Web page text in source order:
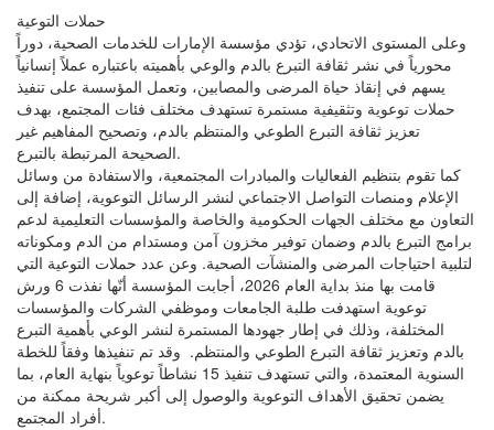
حملات التوعية
وعلى المستوى الاتحادي، تؤدي مؤسسة الإمارات للخدمات الصحية، دوراً
محورياً في نشر ثقافة التبرع بالدم والوعي بأهميته باعتباره عملاً إنسانياً
يسهم في إنقاذ حياة المرضى والمصابين، وتعمل المؤسسة على تنفيذ
حملات توعوية وتثقيفية مستمرة تستهدف مختلف فئات المجتمع، بهدف
تعزيز ثقافة التبرع الطوعي والمنتظم بالدم، وتصحيح المفاهيم غير
الصحيحة المرتبطة بالتبرع.
كما تقوم بتنظيم الفعاليات والمبادرات المجتمعية، والاستفادة من وسائل
الإعلام ومنصات التواصل الاجتماعي لنشر الرسائل التوعوية، إضافة إلى
التعاون مع مختلف الجهات الحكومية والخاصة والمؤسسات التعليمية لدعم
برامج التبرع بالدم وضمان توفير مخزون آمن ومستدام من الدم ومكوناته
لتلبية احتياجات المرضى والمنشآت الصحية. وعن عدد حملات التوعية التي
قامت بها منذ بداية العام 2026، أجابت المؤسسة أنّها نفذت 6 ورش
توعوية استهدفت طلبة الجامعات وموظفي الشركات والمؤسسات
المختلفة، وذلك في إطار جهودها المستمرة لنشر الوعي بأهمية التبرع
بالدم وتعزيز ثقافة التبرع الطوعي والمنتظم. وقد تم تنفيذها وفقاً للخطة
السنوية المعتمدة، والتي تستهدف تنفيذ 15 نشاطاً توعوياً بنهاية العام، بما
يضمن تحقيق الأهداف التوعوية والوصول إلى أكبر شريحة ممكنة من
أفراد المجتمع.